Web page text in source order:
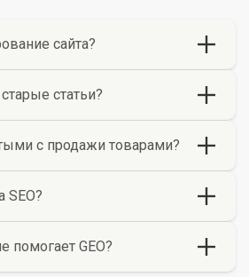
сайта?
статьи?
с продажи товарами?
SEO?
помогает GEO?